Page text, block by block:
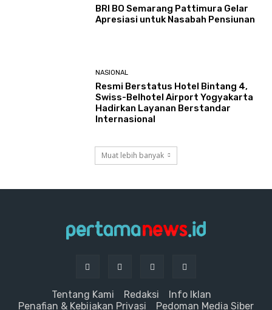
BRI BO Semarang Pattimura Gelar
Apresiasi untuk Nasabah Pensiunan
NASIONAL
Resmi Berstatus Hotel Bintang 4,
Swiss-Belhotel Airport Yogyakarta
Hadirkan Layanan Berstandar
Internasional
Muat lebih banyak
Tentang Kami Redaksi
Info Iklan
Penafian & Kebijakan Privasi
Pedoman Media Siber